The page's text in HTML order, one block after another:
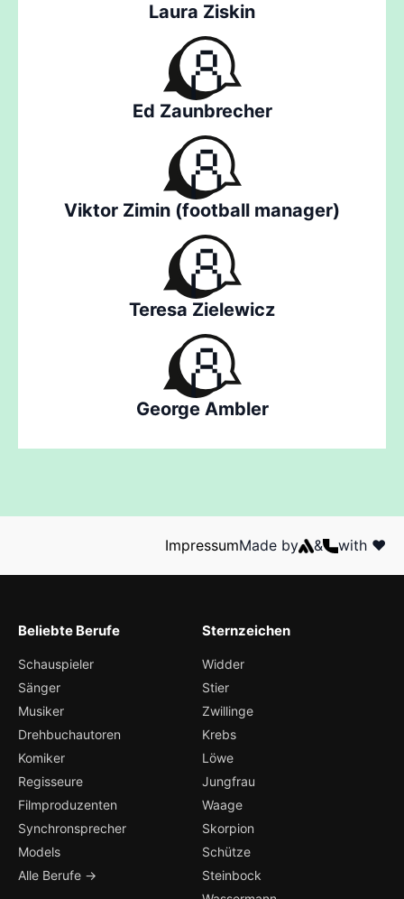
Laura Ziskin
Ed Zaunbrecher
Viktor Zimin (football manager)
Teresa Zielewicz
George Ambler
ImpressumMade by & with ❤️
Beliebte Berufe
Schauspieler
Sänger
Musiker
Drehbuchautoren
Komiker
Regisseure
Filmproduzenten
Synchronsprecher
Models
Alle Berufe →
Sternzeichen
Widder
Stier
Zwillinge
Krebs
Löwe
Jungfrau
Waage
Skorpion
Schütze
Steinbock